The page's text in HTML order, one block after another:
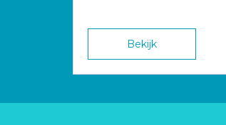
Bekijk